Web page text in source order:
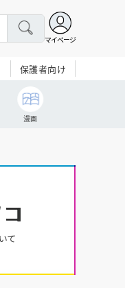
マイページ
保護者向け
漫画